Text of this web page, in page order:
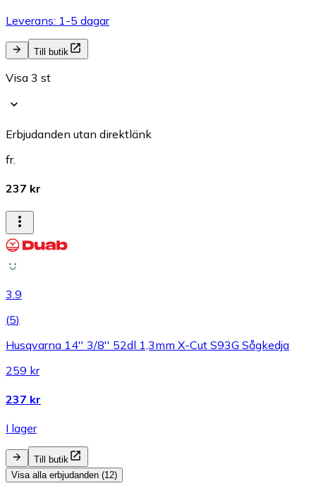
Leverans: 1-5 dagar
Till butik
Visa 3 st
Erbjudanden utan direktlänk
fr.
237 kr
3.9
(5)
Husqvarna 14'' 3/8'' 52dl 1,3mm X-Cut S93G Sågkedja
259 kr
237 kr
I lager
Till butik
Visa alla erbjudanden (12)